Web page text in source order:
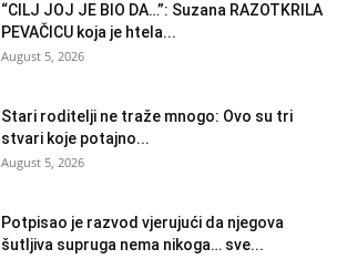
“CILJ JOJ JE BIO DA…”: Suzana RAZOTKRILA
PEVAČICU koja je htela...
August 5, 2026
Stari roditelji ne traže mnogo: Ovo su tri
stvari koje potajno...
August 5, 2026
Potpisao je razvod vjerujući da njegova
šutljiva supruga nema nikoga… sve...